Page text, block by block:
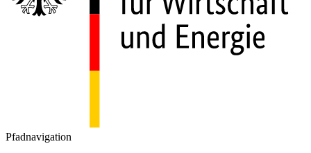
Pfadnavigation